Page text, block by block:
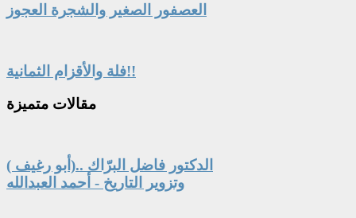
العصفور الصغير والشجرة العجوز
فلة والأقزام الثمانية!!
مقالات متميزة
الدكتور فاضل البرّاك ..(أبو رغيف )
وتزوير التاريخ - أحمد العبدالله